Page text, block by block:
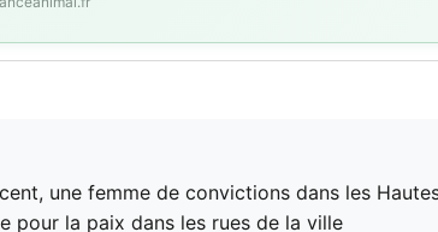
une femme de convictions dans les
pour la paix dans les rues de la ville